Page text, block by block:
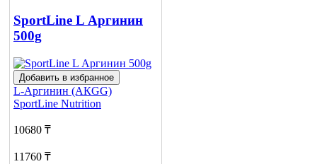
SportLine L Аргинин
500g
Добавить в избранное
L-Аргинин (АКGG)
SportLine Nutrition
10680 ₸
11760 ₸